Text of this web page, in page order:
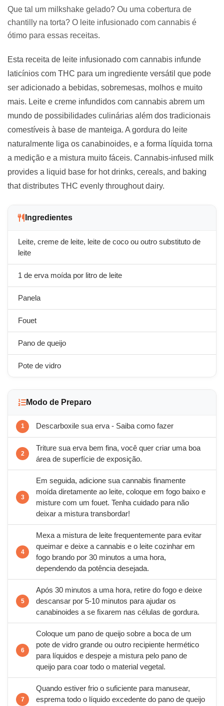
Que tal um milkshake gelado? Ou uma cobertura de
chantilly na torta? O leite infusionado com cannabis é
ótimo para essas receitas.
Esta receita de leite infusionado com cannabis infunde
laticínios com THC para um ingrediente versátil que pode
ser adicionado a bebidas, sobremesas, molhos e muito
mais. Leite e creme infundidos com cannabis abrem um
mundo de possibilidades culinárias além dos tradicionais
comestíveis à base de manteiga. A gordura do leite
naturalmente liga os canabinoides, e a forma líquida torna
a medição e a mistura muito fáceis. Cannabis-infused milk
provides a liquid base for hot drinks, cereals, and baking
that distributes THC evenly throughout dairy.
Ingredientes
Leite, creme de leite, leite de coco ou outro substituto de
leite
1 de erva moída por litro de leite
Panela
Fouet
Pano de queijo
Pote de vidro
Modo de Preparo
Descarboxile sua erva - Saiba como fazer
Triture sua erva bem fina, você quer criar uma boa
área de superfície de exposição.
Em seguida, adicione sua cannabis finamente
moída diretamente ao leite, coloque em fogo baixo e
misture com um fouet. Tenha cuidado para não
deixar a mistura transbordar!
Mexa a mistura de leite frequentemente para evitar
queimar e deixe a cannabis e o leite cozinhar em
fogo brando por 30 minutos a uma hora,
dependendo da potência desejada.
Após 30 minutos a uma hora, retire do fogo e deixe
descansar por 5-10 minutos para ajudar os
canabinoides a se fixarem nas células de gordura.
Coloque um pano de queijo sobre a boca de um
pote de vidro grande ou outro recipiente hermético
para líquidos e despeje a mistura pelo pano de
queijo para coar todo o material vegetal.
Quando estiver frio o suficiente para manusear,
esprema todo o líquido excedente do pano de queijo